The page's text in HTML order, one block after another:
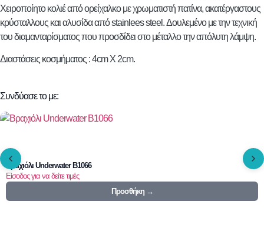
Χειροποίητο κολιέ από ορείχαλκο με χρωματιστή πατίνα, ακατέργαστους
κρύσταλλους και αλυσίδα από stainlees steel. Δουλεμένο με την τεχνική
του διαμανταρίσματος που προσδίδει στο μέταλλο την απόλυτη λάμψη.
Διαστάσεις κοσμήματος : 4cm X 2cm.
Συνδύασε το με:
Βραχιόλι Underwater B1066
Είσοδος για να δείτε τιμές
Προσθήκη →